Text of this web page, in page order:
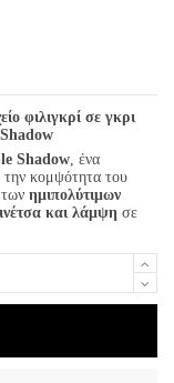
φιλιγκρί σε γκρι
Shadow, ένα
την κομψότητα του
ημιπολύτιμων
και λάμψη σε